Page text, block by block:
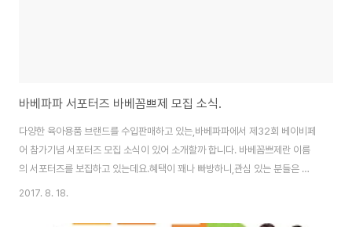
바베파파 서포터즈 바베꼼쁘제 모집 소식.
다양한 육아용품 브랜드를 수입판매하고 있는,바베파파에서 제32회 베이비페
어 참가기념 서포터즈 모집 소식이 있어 소개할까 합니다. 바베꼼쁘제란 이름
의 서포터즈를 보집하고 있는데요.혜택이 꽤나 빠방하니,관심 있는 분들은 참
여하시면 좋을 것 같아요.자세한 내용은 아래 홍보물을 참고하세요~
2017. 8. 18.